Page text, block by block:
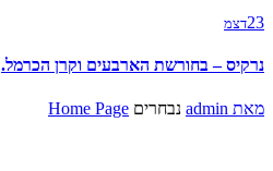
23דצמ
נרקיס – בחורשת הארבעים וקרן הכרמל.
מאת admin נבחרים Home Page